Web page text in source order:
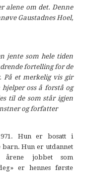
alene om det. Denne
Gaustadnes Hoel,
jente som hele tiden
fortelling for de
På et merkelig vis gir
oss å forstå og
til de som står igjen
og forfatter
Hun er bosatt i
barn. Hun er utdannet
jobbet som
er hennes første